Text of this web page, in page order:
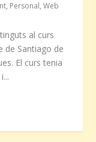
, Personal,Web
al curs
de Santiago de
El curs tenia